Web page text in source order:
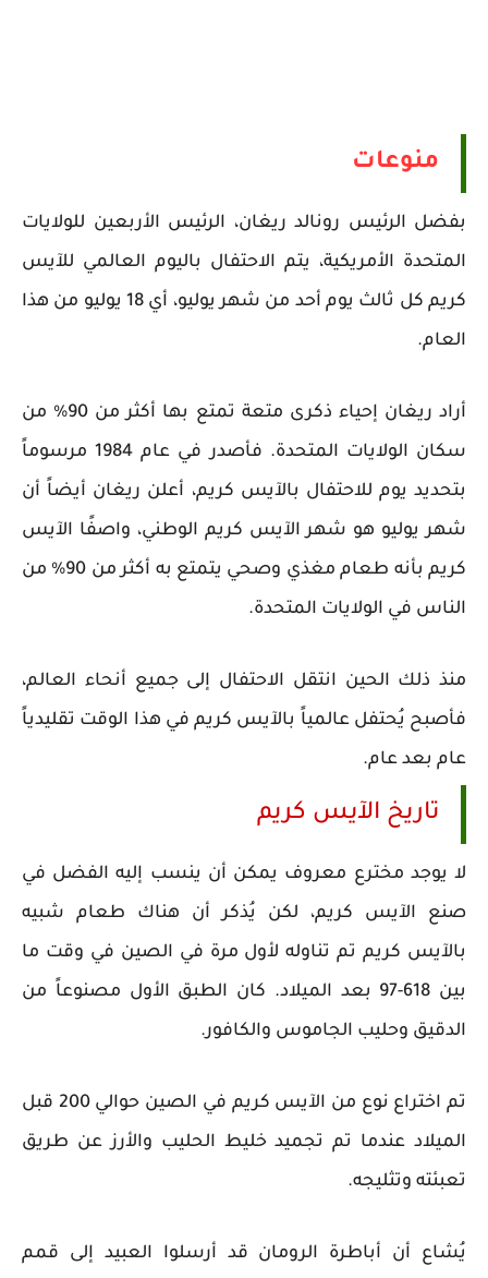
منوعات
بفضل الرئيس رونالد ريغان، الرئيس الأربعين للولايات
المتحدة الأمريكية، يتم الاحتفال باليوم العالمي للآيس
كريم كل ثالث يوم أحد من شهر يوليو، أي 18 يوليو من هذا
العام.
أراد ريغان إحياء ذكرى متعة تمتع بها أكثر من 90% من
سكان الولايات المتحدة. فأصدر في عام 1984 مرسوماً
بتحديد يوم للاحتفال بالآيس كريم، أعلن ريغان أيضاً أن
شهر يوليو هو شهر الآيس كريم الوطني، واصفًا الآيس
كريم بأنه طعام مغذي وصحي يتمتع به أكثر من 90% من
الناس في الولايات المتحدة.
منذ ذلك الحين انتقل الاحتفال إلى جميع أنحاء العالم،
فأصبح يُحتفل عالمياً بالآيس كريم في هذا الوقت تقليدياً
عام بعد عام.
تاريخ الآيس كريم
لا يوجد مخترع معروف يمكن أن ينسب إليه الفضل في
صنع الآيس كريم، لكن يُذكر أن هناك طعام شبيه
بالآيس كريم تم تناوله لأول مرة في الصين في وقت ما
بين 618-97 بعد الميلاد. كان الطبق الأول مصنوعاً من
الدقيق وحليب الجاموس والكافور.
تم اختراع نوع من الآيس كريم في الصين حوالي 200 قبل
الميلاد عندما تم تجميد خليط الحليب والأرز عن طريق
تعبئته وتثليجه.
يُشاع أن أباطرة الرومان قد أرسلوا العبيد إلى قمم